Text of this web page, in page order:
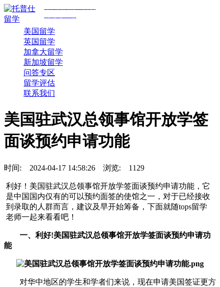
美国留学
英国留学
加拿大留学
新加坡留学
问答专区
留学评估
联系我们
美国驻武汉总领事馆开放学签
面谈预约申请功能
时间: 2024-04-17 14:58:26 浏览: 1129
利好！美国驻武汉总领事馆开放学签面谈预约申请功能，它
是中国国内仅有的可以预约面签的使馆之一，对于已经接收
到录取的人群而言，建议及早开始筹备，下面就随tops留学
老师一起来看看吧！
一、利好!美国驻武汉总领事馆开放学签面谈预约申请功
能
对华中地区的学生和学者们来说，现在申请美国签证更方